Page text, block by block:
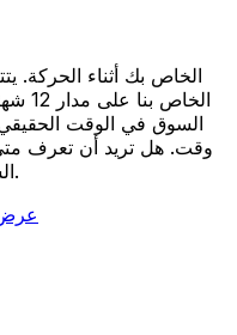
السوق في الوقت
وقت. هل تريد أن تعرف
السعر وسنخبرك عندما يصل إلى هدفك.
عرض